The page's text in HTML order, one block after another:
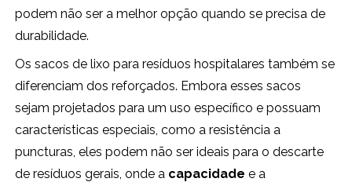
podem não ser a melhor opção quando se precisa de
durabilidade.
Os sacos de lixo para resíduos hospitalares também se
diferenciam dos reforçados. Embora esses sacos
sejam projetados para um uso específico e possuam
características especiais, como a resistência a
puncturas, eles podem não ser ideais para o descarte
de resíduos gerais, onde a capacidade e a